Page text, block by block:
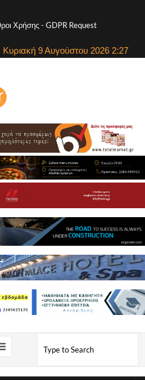
Χρήσης- GDPR Request
Κυριακή 9 Αυγούστου 2026 2:27